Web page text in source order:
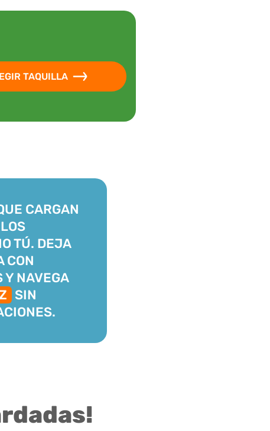
TAQUILLA
CARGAN
TÚ. DEJA
CON
Y NAVEGA
SIN